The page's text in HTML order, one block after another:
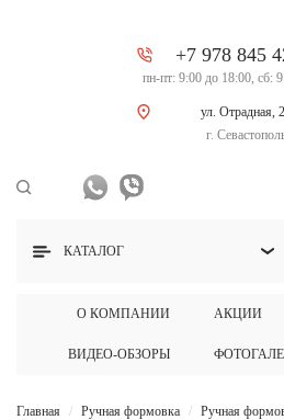
+7 978 845
пн-пт: 9:00 до 18:00, сб:
ул. Отрадная,
г.
КАТАЛОГ
О КОМПАНИИ АКЦИИ
ВИДЕО-ОБЗОРЫ
Главная Ручная формовка
Ручная